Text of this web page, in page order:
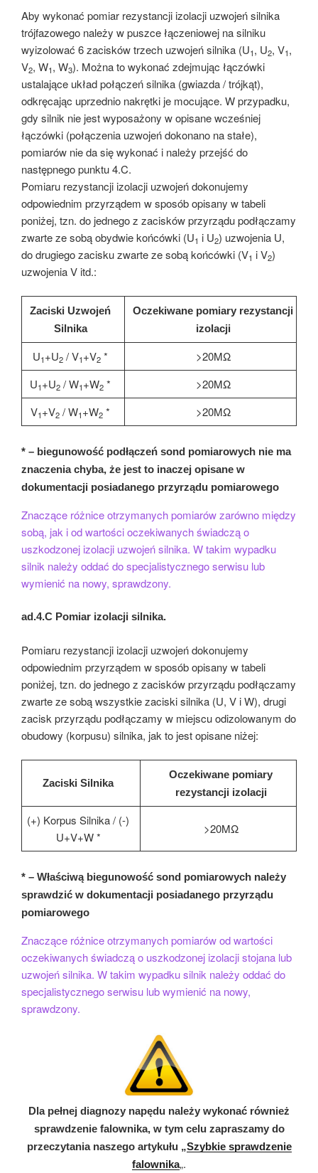
Aby wykonać pomiar rezystancji izolacji uzwojeń silnika
trójfazowego należy w puszce łączeniowej na silniku
wyizolować 6 zacisków trzech uzwojeń silnika (U1, U2, V1,
V2, W1, W3). Można to wykonać zdejmując łączówki
ustalające układ połączeń silnika (gwiazda / trójkąt),
odkręcając uprzednio nakrętki je mocujące. W przypadku,
gdy silnik nie jest wyposażony w opisane wcześniej
łączówki (połączenia uzwojeń dokonano na stałe),
pomiarów nie da się wykonać i należy przejść do
następnego punktu 4.C.
Pomiaru rezystancji izolacji uzwojeń dokonujemy
odpowiednim przyrządem w sposób opisany w tabeli
poniżej, tzn. do jednego z zacisków przyrządu podłączamy
zwarte ze sobą obydwie końcówki (U1 i U2) uzwojenia U,
do drugiego zacisku zwarte ze sobą końcówki (V1 i V2)
uzwojenia V itd.:
Zaciski Uzwojeń
Silnika
Oczekiwane pomiary rezystancji
izolacji
U1+U2 / V1+V2 *
>20MΩ
U1+U2 / W1+W2 *
>20MΩ
V1+V2 / W1+W2 * >20MΩ
* – biegunowość podłączeń sond pomiarowych nie ma
znaczenia chyba, że jest to inaczej opisane w
dokumentacji posiadanego przyrządu pomiarowego
Znaczące różnice otrzymanych pomiarów zarówno między
sobą, jak i od wartości oczekiwanych świadczą o
uszkodzonej izolacji uzwojeń silnika. W takim wypadku
silnik należy oddać do specjalistycznego serwisu lub
wymienić na nowy, sprawdzony.
ad.4.C Pomiar izolacji silnika.
Pomiaru rezystancji izolacji uzwojeń dokonujemy
odpowiednim przyrządem w sposób opisany w tabeli
poniżej, tzn. do jednego z zacisków przyrządu podłączamy
zwarte ze sobą wszystkie zaciski silnika (U, V i W), drugi
zacisk przyrządu podłączamy w miejscu odizolowanym do
obudowy (korpusu) silnika, jak to jest opisane niżej:
Zaciski Silnika
Oczekiwane pomiary
rezystancji izolacji
(+) Korpus Silnika / (-)
U+V+W *
>20MΩ
* – Właściwą biegunowość sond pomiarowych należy
sprawdzić w dokumentacji posiadanego przyrządu
pomiarowego
Znaczące różnice otrzymanych pomiarów od wartości
oczekiwanych świadczą o uszkodzonej izolacji stojana lub
uzwojeń silnika. W takim wypadku silnik należy oddać do
specjalistycznego serwisu lub wymienić na nowy,
sprawdzony.
Dla pełnej diagnozy napędu należy wykonać również
sprawdzenie falownika, w tym celu zapraszamy do
przeczytania naszego artykułu „Szybkie sprawdzenie
falownika„.